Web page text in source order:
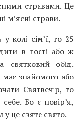
стравами. Це
м’ясні страви.
колі сім’ї, то 25
в гості або ж
святковий обід.
має знайомого або
Святвечір, то
Бо є повір’я,
це святе свято.